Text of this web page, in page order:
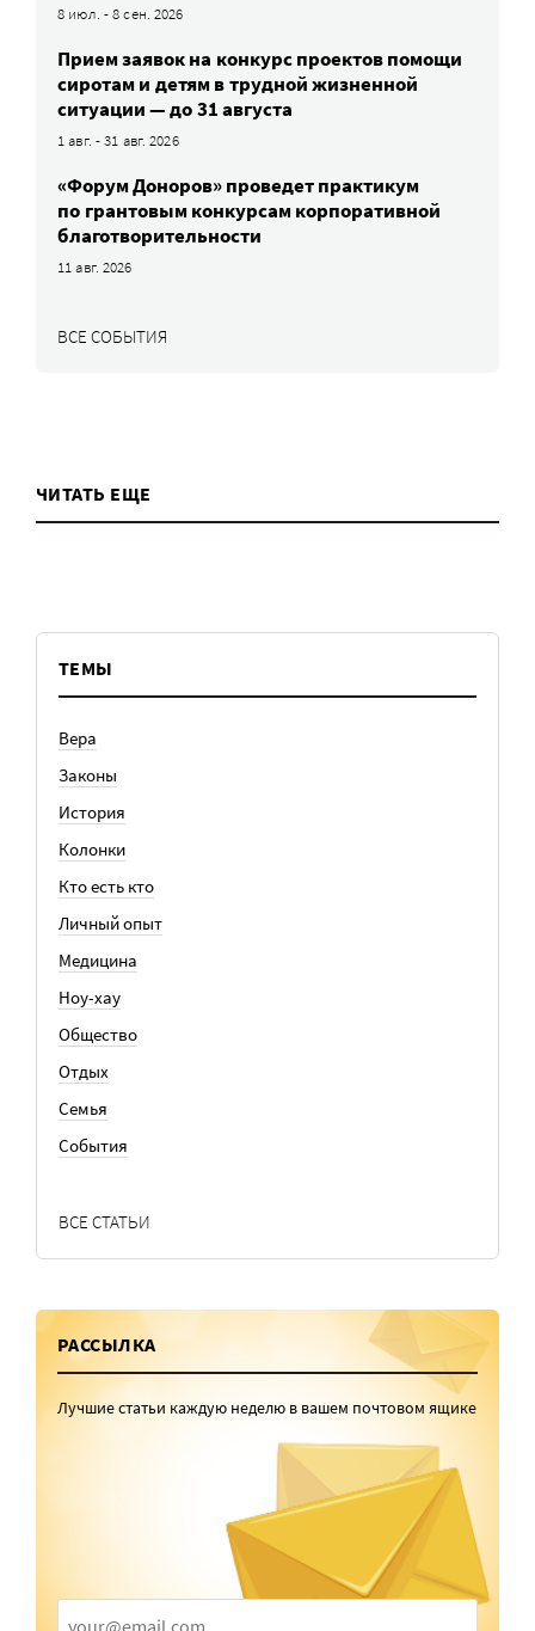
8 июл. - 8 сен. 2026
Прием заявок на конкурс проектов помощи
сиротам и детям в трудной жизненной
ситуации — до 31 августа
1 авг. - 31 авг. 2026
«Форум Доноров» проведет практикум
по грантовым конкурсам корпоративной
благотворительности
11 авг. 2026
ВСЕ СОБЫТИЯ
ЧИТАТЬ ЕЩЕ
ТЕМЫ
Вера
Законы
История
Колонки
Кто есть кто
Личный опыт
Медицина
Ноу-хау
Общество
Отдых
Семья
События
ВСЕ СТАТЬИ
РАССЫЛКА
Лучшие статьи каждую неделю в вашем почтовом ящике